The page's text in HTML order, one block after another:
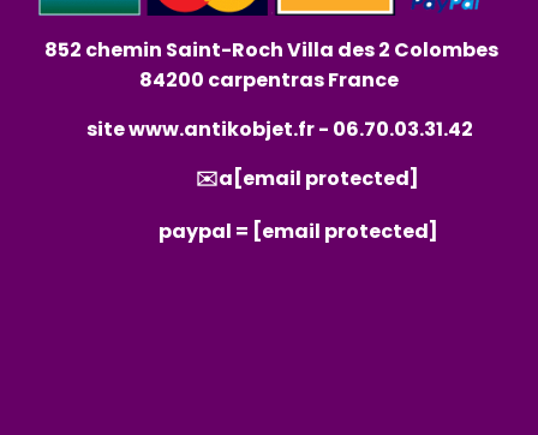
852 chemin Saint-Roch Villa des 2 Colombes
84200 carpentras France
sitewww.antikobjet.fr- 06.70.03.31.42
✉️a [email protected]
paypal = [email protected]